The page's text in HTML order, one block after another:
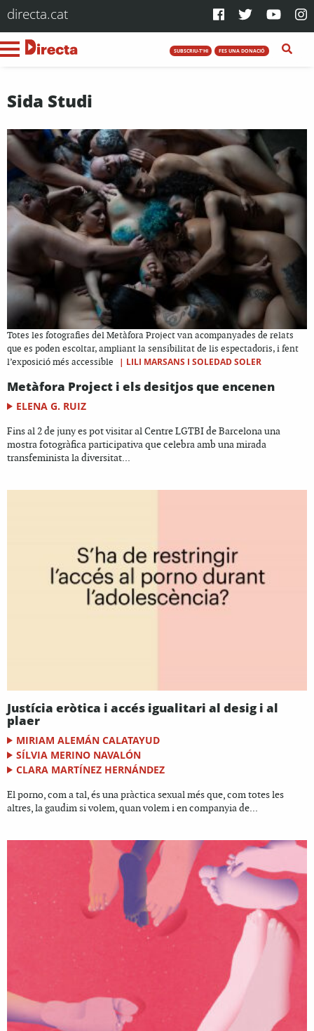
directa.cat
SUBSCRIU-T'HI FES UNA DONACIÓ
Sida Studi
Totes les fotografies del Metàfora Project van acompanyades de relats
que es poden escoltar, ampliant la sensibilitat de lis espectadoris, i fent
l’exposició més accessible
| LILI MARSANS I SOLEDAD SOLER
Metàfora Project i els desitjos que encenen
ELENA G. RUIZ
Fins al 2 de juny es pot visitar al Centre LGTBI de Barcelona una
mostra fotogràfica participativa que celebra amb una mirada
transfeminista la diversitat...
Justícia eròtica i accés igualitari al desig i al
plaer
MIRIAM ALEMÁN CALATAYUD
SÍLVIA MERINO NAVALÓN
CLARA MARTÍNEZ HERNÁNDEZ
El porno, com a tal, és una pràctica sexual més que, com totes les
altres, la gaudim si volem, quan volem i en companyia de...